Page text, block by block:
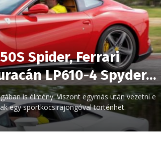
Spider, Ferrari
LP610-4 Spyder…
is élmény. Viszont egymás után vezetni e
egy sportkocsirajongóval történhet.